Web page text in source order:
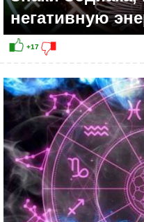
негативную